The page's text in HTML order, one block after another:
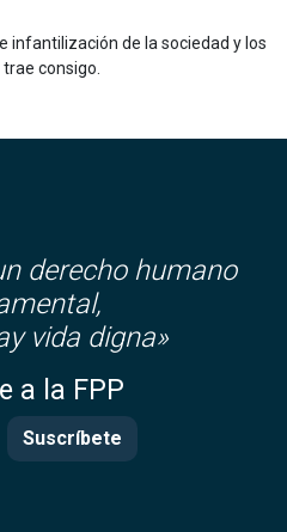
infantilización de la sociedad y los
consigo.
derecho humano
vida digna»
a la FPP
Suscríbete